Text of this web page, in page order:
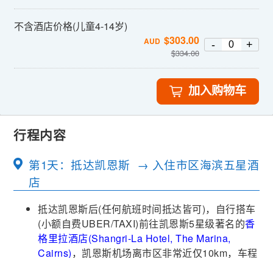
不含酒店价格(儿童4-14岁)
AUD $303.00
$334.00
- +
加入购物车
行程内容
第1天：抵达凯恩斯 → 入住市区海滨五星酒
店
抵达凯恩斯后(任何航班时间抵达皆可)，自行搭车
(小额自费UBER/TAXI)前往凯恩斯5星级著名的香
格里拉酒店(Shangri-La Hotel, The Marina,
Cairns)，凯恩斯机场离市区非常近仅10km，车程